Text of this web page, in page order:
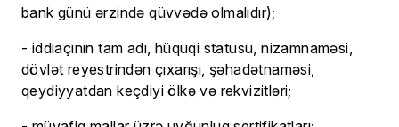
bank günü ərzində qüvvədə olmalıdır);
- iddiaçının tam adı, hüquqi statusu, nizamnaməsi,
dövlət reyestrindən çıxarışı, şəhadətnaməsi,
qeydiyyatdan keçdiyi ölkə və rekvizitləri;